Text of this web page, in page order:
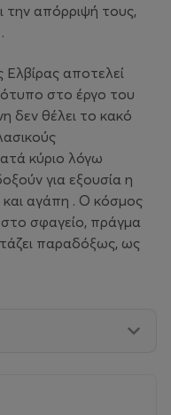
την απόρριψή τους,
Ελβίρας αποτελεί
στο έργο του
δεν θέλει το κακό
κύριο λόγω
για εξουσία η
αγάπη . Ο κόσμος
σφαγείο, πράγμα
παραδόξως, ως